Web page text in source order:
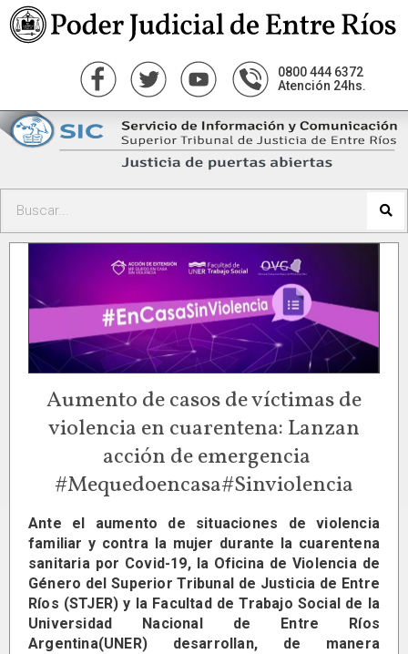
0800 444 6372
Atención 24hs.
Aumento de casos de víctimas de
violencia en cuarentena: Lanzan
acción de emergencia
#Mequedoencasa#Sinviolencia
Ante el aumento de situaciones de violencia
familiar y contra la mujer durante la cuarentena
sanitaria por Covid-19, la Oficina de Violencia de
Género del Superior Tribunal de Justicia de Entre
Ríos (STJER) y la Facultad de Trabajo Social de la
Universidad Nacional de Entre Ríos
Argentina(UNER) desarrollan, de manera